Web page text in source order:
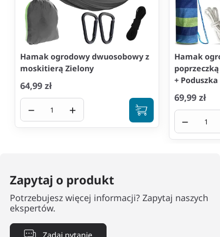
Hamak ogrodowy dwuosobowy z
moskitierą Zielony
64,99 zł
− +
Hamak
+ Poduszka
69,99 zł
−
Zapytaj o produkt
Potrzebujesz więcej informacji? Zapytaj naszych
ekspertów.